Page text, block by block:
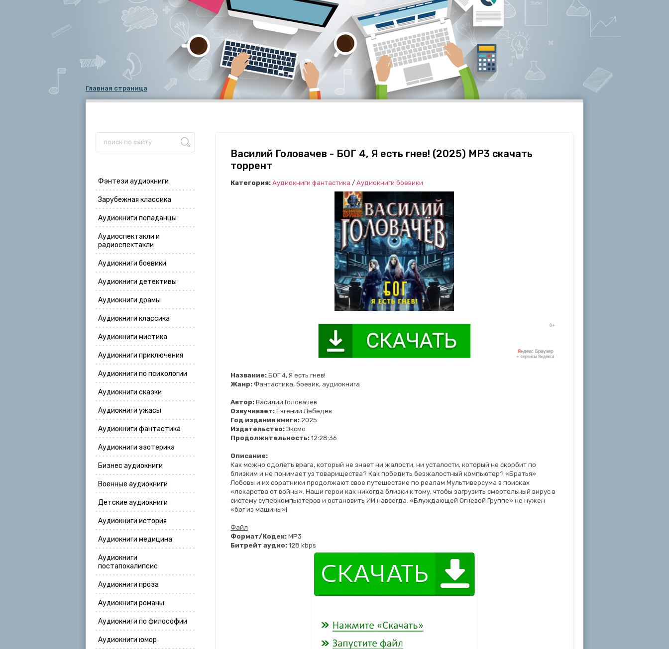
Главная страница
Фэнтези аудиокниги
Зарубежная классика
Аудиокниги попаданцы
Аудиоспектакли и
радиоспектакли
Аудиокниги боевики
Аудиокниги детективы
Аудиокниги драмы
Аудиокниги классика
Аудиокниги мистика
Аудиокниги приключения
Аудиокниги по психологии
Аудиокниги сказки
Аудиокниги ужасы
Аудиокниги фантастика
Аудиокниги эзотерика
Бизнес аудиокниги
Военные аудиокниги
Детские аудиокниги
Аудиокниги история
Аудиокниги медицина
Аудиокниги
постапокалипсис
Аудиокниги проза
Аудиокниги романы
Аудиокниги по философии
Аудиокниги юмор
Василий Головачев - БОГ 4, Я есть гнев! (2025) МР3 скачать
торрент
Категория: Аудиокниги фантастика / Аудиокниги боевики
Название: БОГ 4, Я есть гнев!
Жанр: Фантастика, боевик, аудиокнига
Автор: Василий Головачев
Озвучивает: Евгений Лебедев
Год издания книги: 2025
Издательство: Эксмо
Продолжительность: 12:28:36
Описание:
Как можно одолеть врага, который не знает ни жалости, ни усталости, который не скорбит по
близким и не понимает уз товарищества? Как победить безжалостный компьютер? «Братья»
Лобовы и их соратники продолжают свое путешествие по реалам Мультиверсума в поисках
«лекарства от войны». Наши герои как никогда близки к тому, чтобы загрузить смертельный вирус в
систему суперкомпьютеров и остановить ИИ навсегда. «Блуждающей Огневой Группе» не нужен
«бог из машины»!
Файл
Формат/Кодек: МР3
Битрейт аудио: 128 kbps